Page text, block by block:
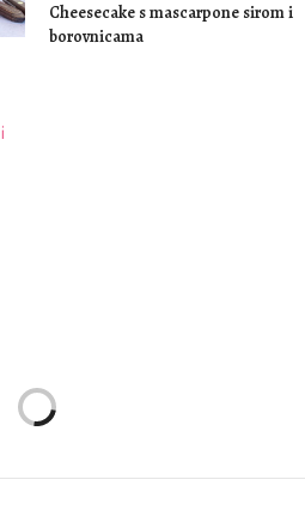
Cheesecake s mascarpone sirom i
borovnicama